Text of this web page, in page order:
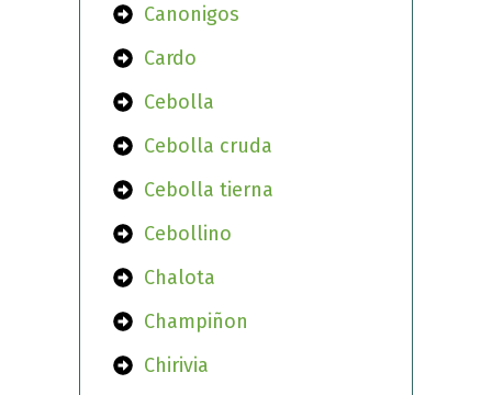
Canonigos
Cardo
Cebolla
Cebolla cruda
Cebolla tierna
Cebollino
Chalota
Champiñon
Chirivia